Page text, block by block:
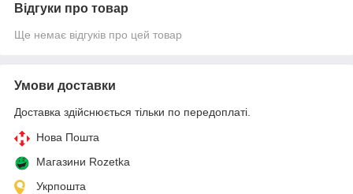
Відгуки про товар
Ще немає відгуків про цей товар
Умови доставки
Доставка здійснюється тільки по передоплаті.
Нова Пошта
Магазини Rozetka
Укрпошта